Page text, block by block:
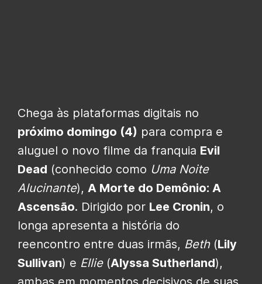
Chega às plataformas digitais no
próximo domingo (4) para compra e
aluguel o novo filme da franquia Evil
Dead (conhecido como Uma Noite
Alucinante), A Morte do Demônio: A
Ascensão. Dirigido por Lee Cronin, o
longa apresenta a história do
reencontro entre duas irmãs, Beth(Lily
Sullivan) e Ellie(Alyssa Sutherland),